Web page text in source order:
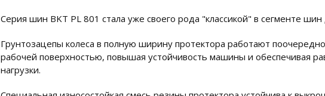
Серия шин BKT PL 801 стала уже своего рода "классикой" в сегменте шин
Грунтозацепы колеса в полную ширину протектора работают
рабочей поверхностью, повышая устойчивость машины и обеспечивая
нагрузки.